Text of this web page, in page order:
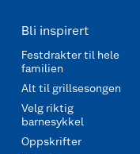
Bli inspirert
Festdrakter til hele
familien
Alt til grillsesongen
Velg riktig
barnesykkel
Oppskrifter